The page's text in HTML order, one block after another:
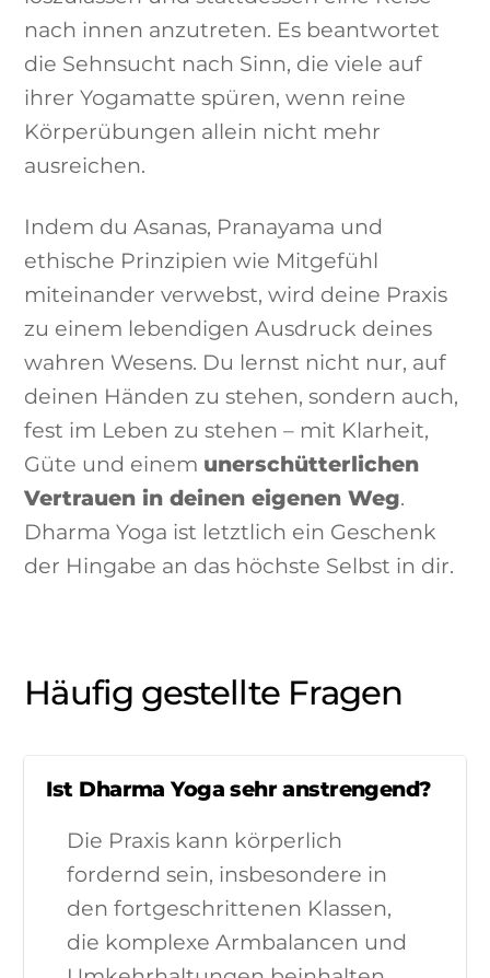
nach innen anzutreten. Es beantwortet
die Sehnsucht nach Sinn, die viele auf
ihrer Yogamatte spüren, wenn reine
Körperübungen allein nicht mehr
ausreichen.
Indem du Asanas, Pranayama und
ethische Prinzipien wie Mitgefühl
miteinander verwebst, wird deine Praxis
zu einem lebendigen Ausdruck deines
wahren Wesens. Du lernst nicht nur, auf
deinen Händen zu stehen, sondern auch,
fest im Leben zu stehen – mit Klarheit,
Güte und einem unerschütterlichen
Vertrauen in deinen eigenen Weg.
Dharma Yoga ist letztlich ein Geschenk
der Hingabe an das höchste Selbst in dir.
Häufig gestellte Fragen
Ist Dharma Yoga sehr anstrengend?
Die Praxis kann körperlich
fordernd sein, insbesondere in
den fortgeschrittenen Klassen,
die komplexe Armbalancen und